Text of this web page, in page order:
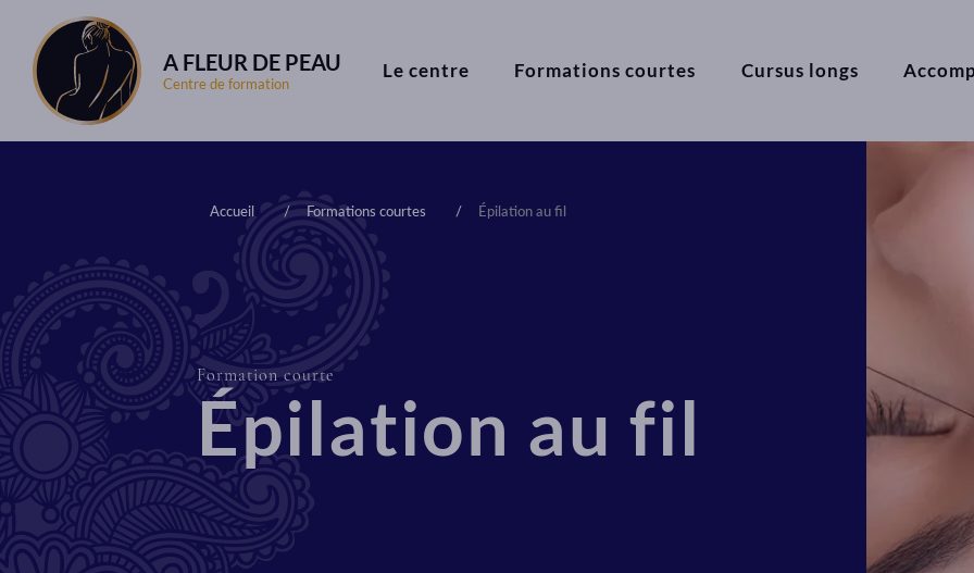
A FLEUR DE PEAU
Centre de formation
Le centre Formations courtes Cursus longs
Accueil Formations courtes Épilation au fil
Formation courte
Épilation au fil